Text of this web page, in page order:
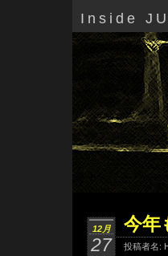
Inside
12月
27
今年
投稿者名: